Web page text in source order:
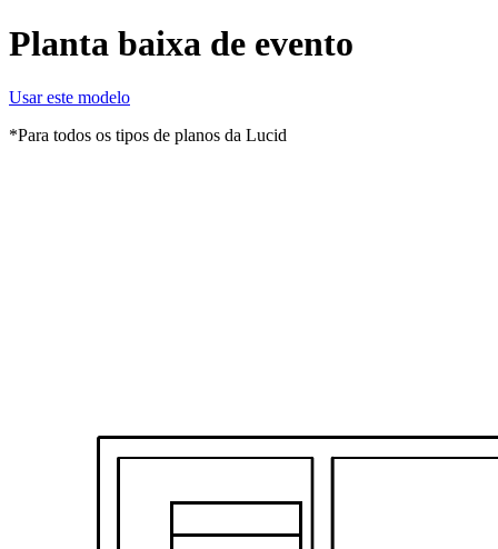
Planta baixa de evento
Usar este modelo
*Para todos os tipos de planos da Lucid